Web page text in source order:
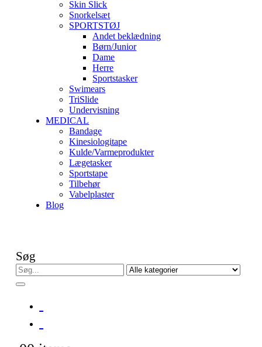
Skin Slick
Snorkelsæt
SPORTSTØJ
Andet beklædning
Børn/Junior
Dame
Herre
Sportstasker
Swimears
TriSlide
Undervisning
MEDICAL
Bandage
Kinesiologitape
Kulde/Varmeprodukter
Lægetasker
Sportstape
Tilbehør
Vabelplaster
Blog
Søg